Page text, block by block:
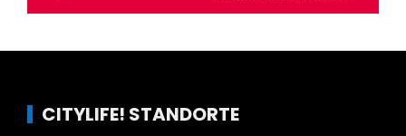
CITYLIFE! STANDORTE